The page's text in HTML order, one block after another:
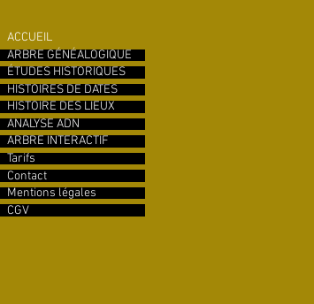
ACCUEIL
ARBRE GÉNÉALOGIQUE
ÉTUDES HISTORIQUES
HISTOIRES DE DATES
HISTOIRE DES LIEUX
ANALYSE ADN
ARBRE INTERACTIF
Tarifs
Contact
Mentions légales
CGV